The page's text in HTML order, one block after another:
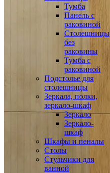
Тумба
Панель с
раковиной
Столешницы
без
раковины
Тумба с
раковиной
Подстолье для
столешницы
Зеркала, полки,
зеркало-шкаф
Зеркало
Зеркало-
шкаф
Шкафы и пеналы
Столы
Стульчики для
ванной